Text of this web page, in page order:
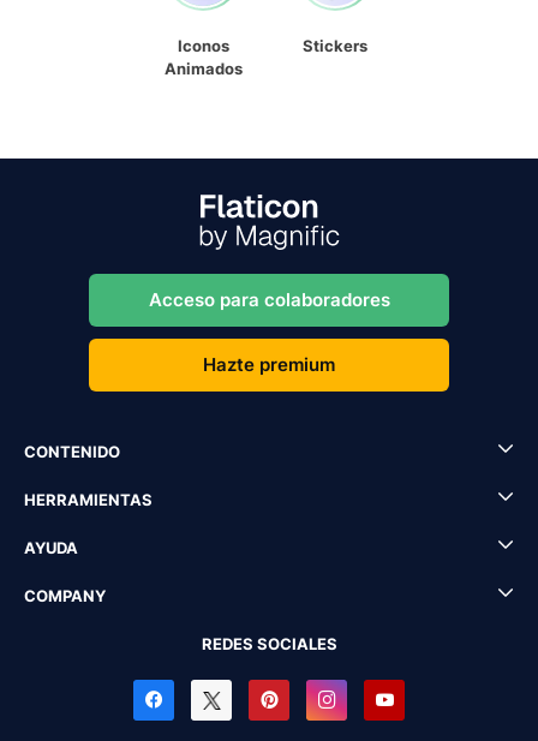
Iconos
Animados
Stickers
Acceso para colaboradores
Hazte premium
CONTENIDO
HERRAMIENTAS
AYUDA
COMPANY
REDES SOCIALES